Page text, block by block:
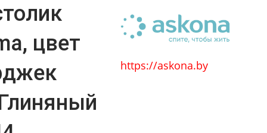
цвет
https://askona.by